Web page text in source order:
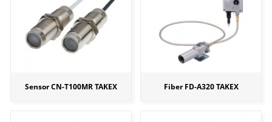
Sensor CN-T100MR TAKEX Fiber FD-A320 TAKEX